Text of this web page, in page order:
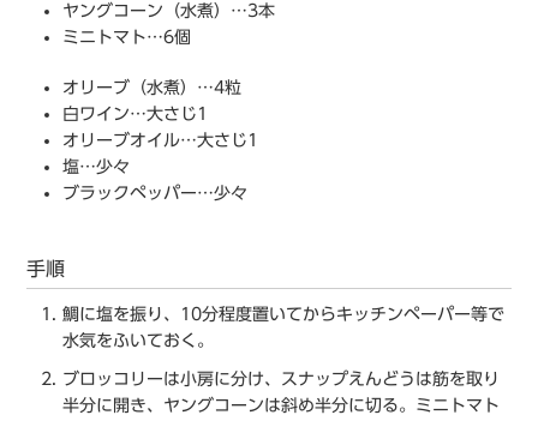
ヤングコーン（水煮）…3本
ミニトマト…6個
オリーブ（水煮）…4粒
白ワイン…大さじ1
オリーブオイル…大さじ1
塩…少々
ブラックペッパー…少々
手順
鯛に塩を振り、10分程度置いてからキッチンペーパー等で
水気をふいておく。
ブロッコリーは小房に分け、スナップえんどうは筋を取り
半分に開き、ヤングコーンは斜め半分に切る。ミニトマト